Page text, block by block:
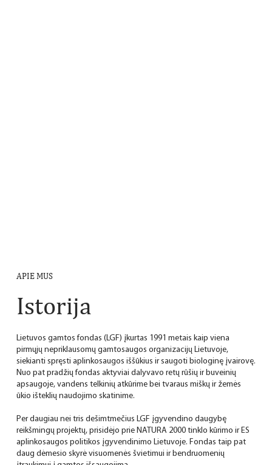
APIE MUS
Istorija
Lietuvos gamtos fondas (LGF) įkurtas 1991 metais kaip viena
pirmųjų nepriklausomų gamtosaugos organizacijų Lietuvoje,
siekianti spręsti aplinkosaugos iššūkius ir saugoti biologinę įvairovę.
Nuo pat pradžių fondas aktyviai dalyvavo retų rūšių ir buveinių
apsaugoje, vandens telkinių atkūrime bei tvaraus miškų ir žemės
ūkio išteklių naudojimo skatinime.
Per daugiau nei tris dešimtmečius LGF įgyvendino daugybę
reikšmingų projektų, prisidėjo prie NATURA 2000 tinklo kūrimo ir ES
aplinkosaugos politikos įgyvendinimo Lietuvoje. Fondas taip pat
daug dėmesio skyrė visuomenės švietimui ir bendruomenių